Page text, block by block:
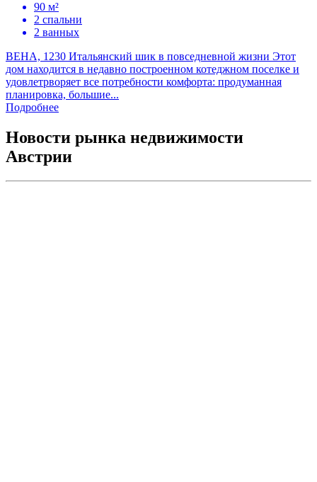
90 м²
2 спальни
2 ванных
ВЕНА, 1230 Итальянский шик в повседневной жизни Этот
дом находится в недавно построенном котеджном поселке и
удовлетрворяет все потребности комфорта: продуманная
планировка, большие...
Подробнее
Новости рынка недвижимости
Австрии